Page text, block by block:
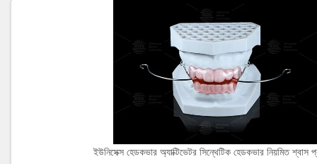
ইউনিসেক্স হেডকভার অ্যাক্টিভেটর সিন্থেটিক হেডকভার নিয়মিত শ্বাস